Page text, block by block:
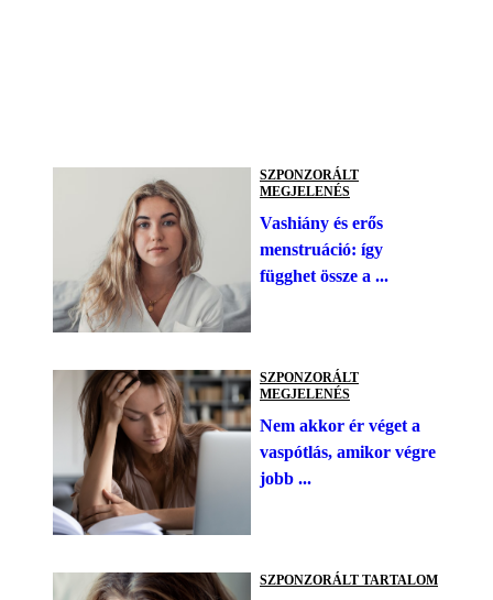
SZPONZORÁLT
MEGJELENÉS
Vashiány és erős
menstruáció: így
függhet össze a ...
SZPONZORÁLT
MEGJELENÉS
Nem akkor ér véget a
vaspótlás, amikor végre
jobb ...
SZPONZORÁLT TARTALOM